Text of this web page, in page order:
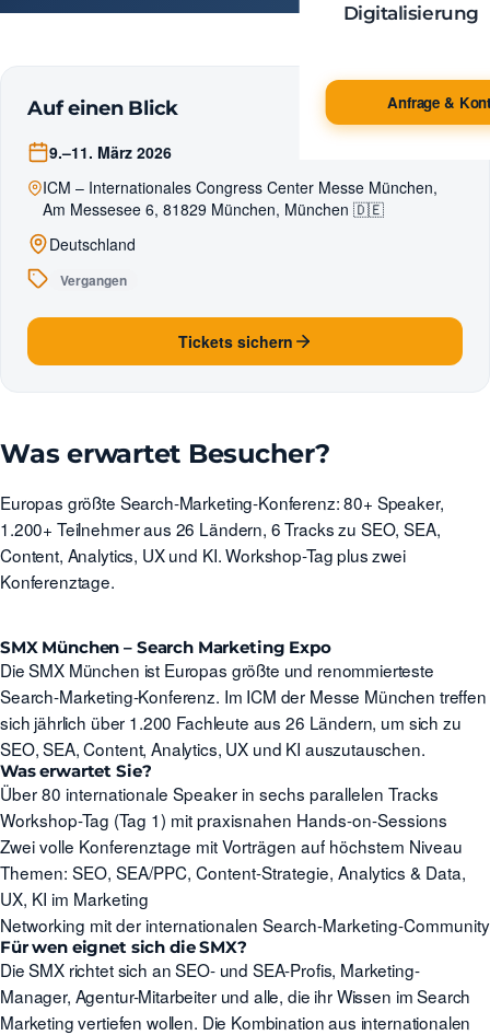
Digitalisierung
Anfrage &
Was erwartet Besucher?
Europas größte Search-Marketing-Konferenz: 80+ Speaker,
1.200+ Teilnehmer aus 26 Ländern, 6 Tracks zu SEO, SEA,
Content, Analytics, UX und KI. Workshop-Tag plus zwei
Konferenztage.
SMX München – Search Marketing Expo
Die SMX München ist Europas größte und renommierteste
Search-Marketing-Konferenz. Im ICM der Messe München treffen
sich jährlich über 1.200 Fachleute aus 26 Ländern, um sich zu
SEO, SEA, Content, Analytics, UX und KI auszutauschen.
Was erwartet Sie?
Über 80 internationale Speaker in sechs parallelen Tracks
Workshop-Tag (Tag 1) mit praxisnahen Hands-on-Sessions
Zwei volle Konferenztage mit Vorträgen auf höchstem Niveau
Themen: SEO, SEA/PPC, Content-Strategie, Analytics & Data,
UX, KI im Marketing
Networking mit der internationalen Search-Marketing-Community
Für wen eignet sich die SMX?
Die SMX richtet sich an SEO- und SEA-Profis, Marketing-
Manager, Agentur-Mitarbeiter und alle, die ihr Wissen im Search
Marketing vertiefen wollen. Die Kombination aus internationalen
Auf einen Blick
9.–11. März 2026
ICM – Internationales Congress Center Messe München,
Am Messesee 6, 81829 München, München 🇩🇪
Deutschland
Vergangen
Tickets sichern